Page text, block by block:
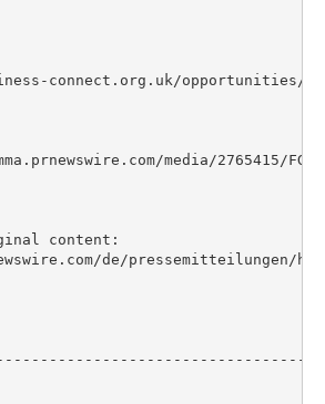
connect.org.uk/opportunities/
media/2765415/
content:
de/pressemitteilungen/